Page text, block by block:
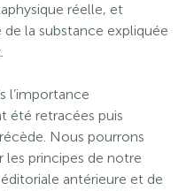
réelle, et
la substance expliquée
l’importance
été retracées puis
Nous pourrons
les principes de notre
antérieure et de